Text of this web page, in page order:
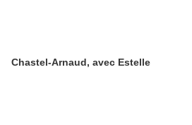
Chastel-Arnaud, avec Estelle